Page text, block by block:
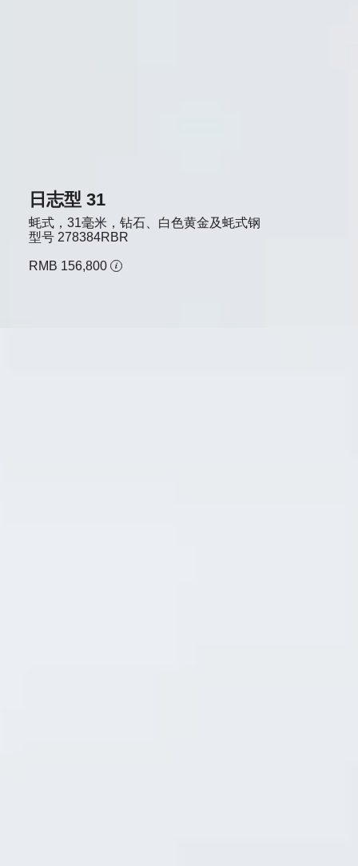
日志型 31
蚝式，31毫米，钻石、白色黄金及蚝式钢
型号 278384RBR
RMB 156,800